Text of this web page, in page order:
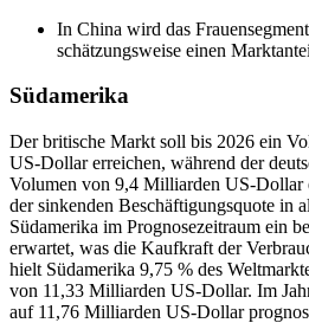
In China wird das
schätzungsweise einen
Südamerika
Der britische Markt soll bis 2026 ein
US-Dollar erreichen, während der
Volumen von 9,4 Milliarden US-Dollar
der sinkenden Beschäftigungsquote in
Südamerika im Prognosezeitraum ein
erwartet, was die Kaufkraft der
hielt Südamerika 9,75 % des
von 11,33 Milliarden US-Dollar. Im
auf 11,76 Milliarden US-Dollar